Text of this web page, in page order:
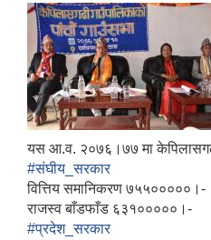
यस आ.व. २०७६।७७ मा
#संघीय_सरकार
वित्तिय समानिकरण ७५५०००००।-
राजस्व बाँडफाँड ६३१०००००।-
#प्रदेश_सरकार